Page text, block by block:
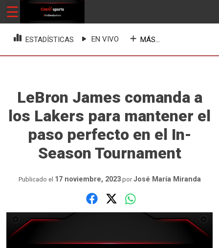
Skip
☰
ClaroSports
Más Claro que nunca
ESTADÍSTICAS EN VIVO MÁS...
LeBron James comanda a
los Lakers para mantener el
paso perfecto en el In-
Season Tournament
Publicado el 17 noviembre, 2023por José María Miranda